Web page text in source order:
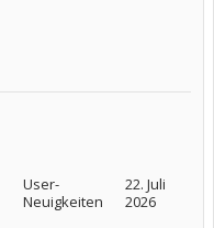
User-
Neuigkeiten
22. Juli
2026